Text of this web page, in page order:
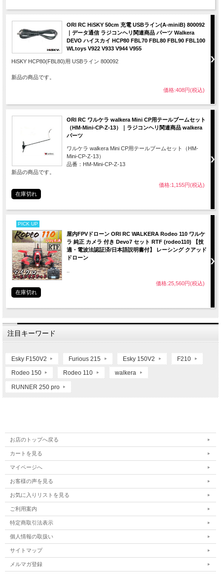
全長
278mm
重量
50g
充電器
専用AC充電器
ブレード
可変ピッチ
モーター
コアレスモーター
商品内容
Solo Mxx Revolution LED Version 機体
LED配線セット×１
充電用変換コネクタ×１
アッパーリンケージロッド×１
GENERAL LINKセット設定説明書×1セット
日本語マニュアル ×1
ORI RC HiSKY 50cm 充電 USBライン(A-miniB) 800092
｜データ通信 ラジコンヘリ関連商品 パーツ Walkera
DEVO ハイスカイ HCP80 FBL70 FBL80 FBL90 FBL100
WLtoys V922 V933 V944 V955
HiSKY HCP80(FBL80)用 USBライン 800092
新品の商品です。
価格:408円(税込)
ORI RC ワルケラ walkera Mini CP用テールブームセット
（HM-Mini-CP-Z-13）｜ラジコンヘリ関連商品 walkera
パーツ
ワルケラ walkera Mini CP用テールブームセット（HM-
Mini-CP-Z-13）
品番：HM-Mini-CP-Z-13
新品の商品です。
価格:1,155円(税込)
在庫切れ
PICK UP
屋内FPVドローン ORI RC WALKERA Rodeo 110 ワルケ
ラ 純正 カメラ 付き Devo7 セット RTF (rodeo110) 【技
適・電波法認証済/日本語説明書付】 レーシング クアッド
ドローン
価格:25,560円(税込)
在庫切れ
注目キーワード
Esky F150V2 Furious 215 Esky 150V2 F210
Rodeo 150 Rodeo 110 walkera
RUNNER 250 pro
お店のトップへ戻る
カートを見る
マイページへ
お客様の声を見る
お気に入りリストを見る
ご利用案内
特定商取引法表示
個人情報の取扱い
サイトマップ
メルマガ登録